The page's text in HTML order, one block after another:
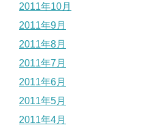
2011年10月
2011年9月
2011年8月
2011年7月
2011年6月
2011年5月
2011年4月